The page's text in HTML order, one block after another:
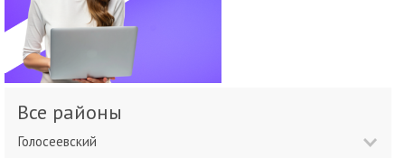
Все районы
Голосеевский